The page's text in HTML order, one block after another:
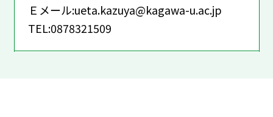
Ｅメール:ueta.kazuya@kagawa-u.ac.jp
TEL:0878321509